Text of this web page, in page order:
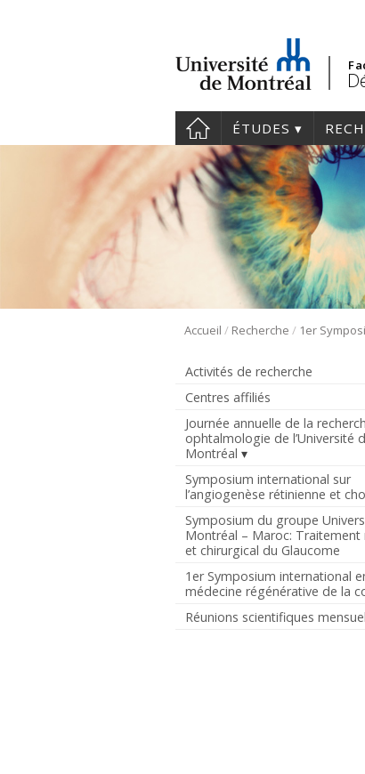
ÉTUDES
Accueil / Recherche /
Activités de recherche
Centres affiliés
Journée annuelle de la
ophtalmologie de l’Université
Montréal
Symposium international sur
l’angiogenèse rétinienne et
Symposium du groupe
Montréal – Maroc: Traitement
et chirurgical du Glaucome
1er Symposium international
médecine régénérative de la
Réunions scientifiques